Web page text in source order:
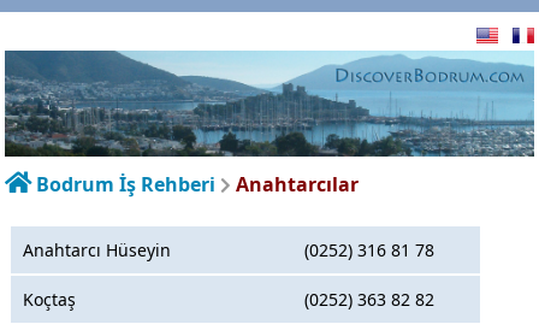
Bodrum İş Rehberi Anahtarcılar
Anahtarcı Hüseyin (0252) 316 81 78
Koçtaş (0252) 363 82 82